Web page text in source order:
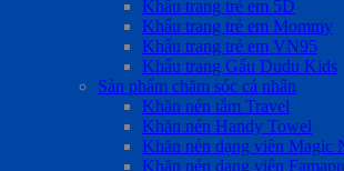
Khẩu trang trẻ em 5D
Khẩu trang trẻ em Mommy
Khẩu trang trẻ em VN95
Khẩu trang Gấu Dudu Kids
Sản phẩm chăm sóc cá nhân
Khăn nén tắm Travel
Khăn nén Handy Towel
Khăn nén dạng viên Magic
Khăn nén dạng viên